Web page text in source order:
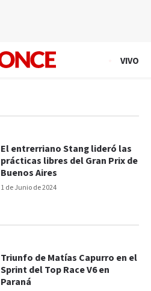
VIVO
1 de Junio de 2024
El entrerriano Stang lideró las
prácticas libres del Gran Prix de
Buenos Aires
Triunfo de Matías Capurro en el
Sprint del Top Race V6 en
Paraná